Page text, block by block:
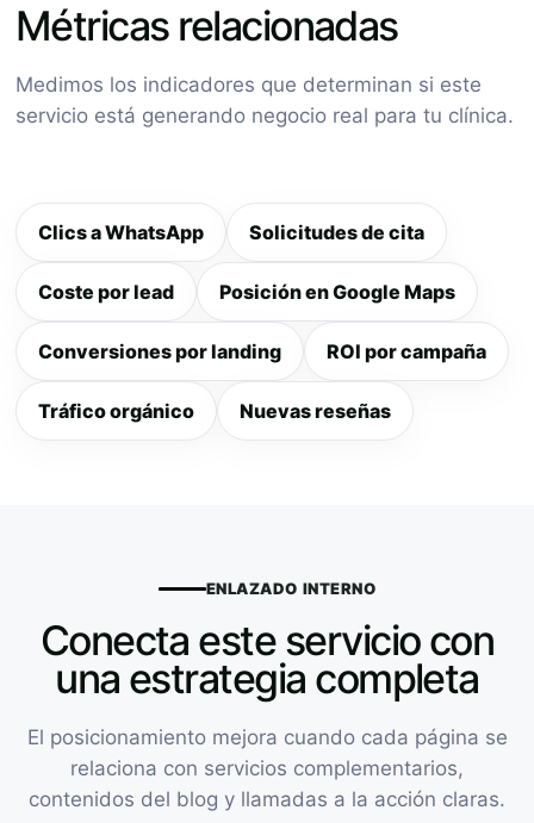
Métricas relacionadas
Medimos los indicadores que determinan si este
servicio está generando negocio real para tu clínica.
Clics a WhatsApp Solicitudes de cita
Coste por lead Posición en Google Maps
Conversiones por landing ROI por campaña
Tráfico orgánico Nuevas reseñas
ENLAZADO INTERNO
Conecta este servicio con
una estrategia completa
El posicionamiento mejora cuando cada página se
relaciona con servicios complementarios,
contenidos del blog y llamadas a la acción claras.